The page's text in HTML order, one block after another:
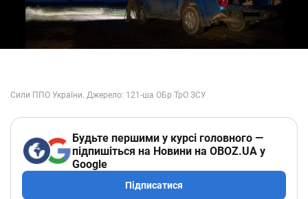
Будьте першими у курсі головного —
підпишіться на Новини на OBOZ.UA у
Google
Підписатися